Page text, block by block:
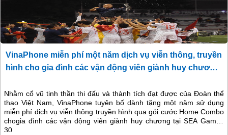
VinaPhone miễn phí một năm dịch vụ viễn thông, truyền
hình cho gia đình các vận động viên giành huy chương
Nhằm cổ vũ tinh thần thi đấu và thành tích đạt được của Đoàn thể
thao Việt Nam, VinaPhone tuyên bố dành tặng một năm sử dụng
miễn phí dịch vụ viễn thông truyền hình qua gói cước Home Combo
chogia đình các vận động viên giành huy chương tại SEA Games
30.